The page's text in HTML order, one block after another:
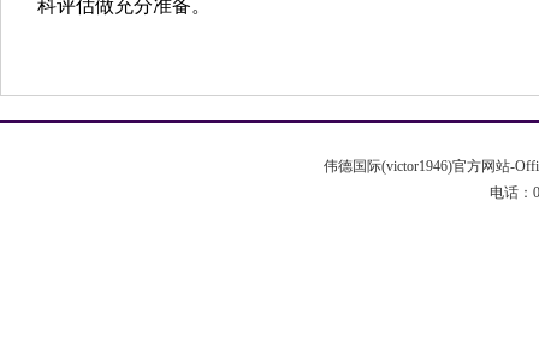
科评估做充分准备。
伟德国际(victor1946)官方网站-
电话：